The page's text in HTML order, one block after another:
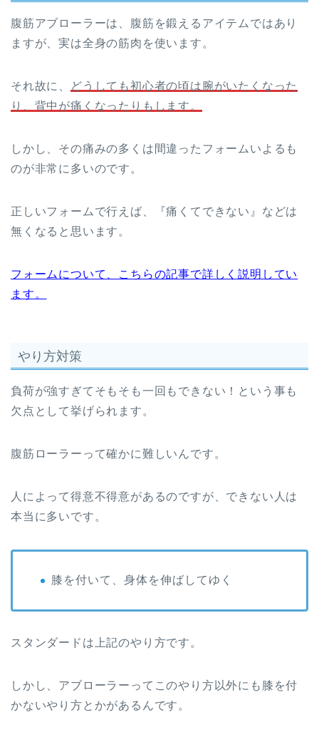
腹筋アブローラーは、腹筋を鍛えるアイテムではあり
ますが、実は全身の筋肉を使います。
それ故に、
どうしても初心者の頃は腕がいたくなった
り、背中が痛くなったりもします。
しかし、その痛みの多くは間違ったフォームいよるも
のが非常に多いのです。
正しいフォームで行えば、『痛くてできない』などは
無くなると思います。
フォームについて、こちらの記事で詳しく説明してい
ます。
やり方対策
負荷が強すぎてそもそも一回もできない！という事も
欠点として挙げられます。
腹筋ローラーって確かに難しいんです。
人によって得意不得意があるのですが、できない人は
本当に多いです。
膝を付いて、身体を伸ばしてゆく
スタンダードは上記のやり方です。
しかし、アブローラーってこのやり方以外にも膝を付
かないやり方とかがあるんです。